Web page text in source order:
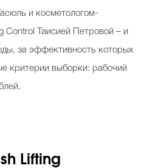
и косметологом-
Control Таисией Петровой – и
за эффективность которых
критерии выборки: рабочий
Lifting